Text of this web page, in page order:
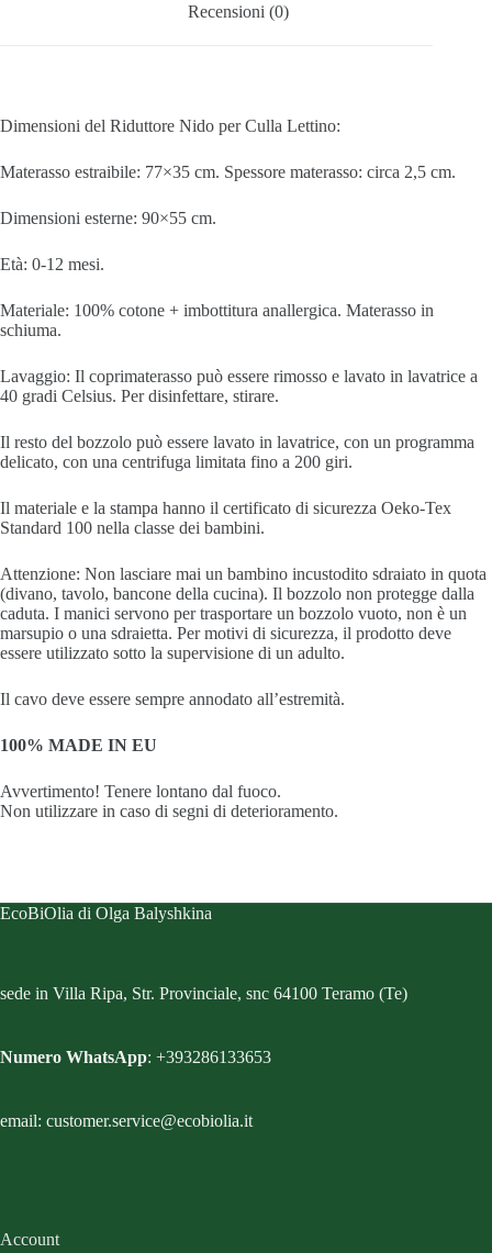
Recensioni (0)
Dimensioni del Riduttore Nido per Culla Lettino:
Materasso estraibile: 77×35 cm. Spessore materasso: circa 2,5 cm.
Dimensioni esterne: 90×55 cm.
Età: 0-12 mesi.
Materiale: 100% cotone + imbottitura anallergica. Materasso in
schiuma.
Lavaggio: Il coprimaterasso può essere rimosso e lavato in lavatrice a
40 gradi Celsius. Per disinfettare, stirare.
Il resto del bozzolo può essere lavato in lavatrice, con un programma
delicato, con una centrifuga limitata fino a 200 giri.
Il materiale e la stampa hanno il certificato di sicurezza Oeko-Tex
Standard 100 nella classe dei bambini.
Attenzione: Non lasciare mai un bambino incustodito sdraiato in quota
(divano, tavolo, bancone della cucina). Il bozzolo non protegge dalla
caduta. I manici servono per trasportare un bozzolo vuoto, non è un
marsupio o una sdraietta. Per motivi di sicurezza, il prodotto deve
essere utilizzato sotto la supervisione di un adulto.
Il cavo deve essere sempre annodato all’estremità.
100% MADE IN EU
Avvertimento! Tenere lontano dal fuoco.
Non utilizzare in caso di segni di deterioramento.
EcoBiOlia di Olga Balyshkina
sede in Villa Ripa, Str. Provinciale, snc 64100 Teramo (Te)
Numero WhatsApp: +393286133653
email: customer.service@ecobiolia.it
Account